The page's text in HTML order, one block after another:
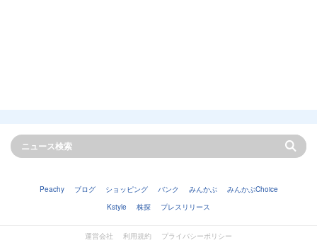
Peachy ブログ ショッピング バンク みんかぶ
みんかぶChoice
Kstyle
株探 プレスリリース
運営会社 利用規約
プライバシーポリシー